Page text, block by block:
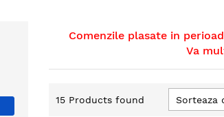
Comenzile plasate in
Va
15 Products found Sorteaza